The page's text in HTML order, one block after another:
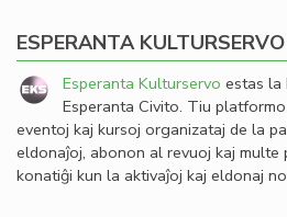
ESPERANTA KULTURSERVO
Esperanta Kulturservo estas la
Esperanta Civito. Tiu
eventoj kaj kursoj organizataj de la
eldonaĵoj, abonon al revuoj kaj multe
konatiĝi kun la aktivaĵoj kaj eldonaj